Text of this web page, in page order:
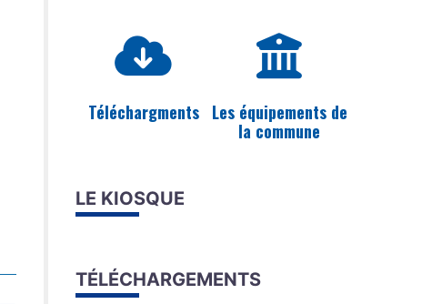
Téléchargments Les équipements de
la commune
LE KIOSQUE
TÉLÉCHARGEMENTS